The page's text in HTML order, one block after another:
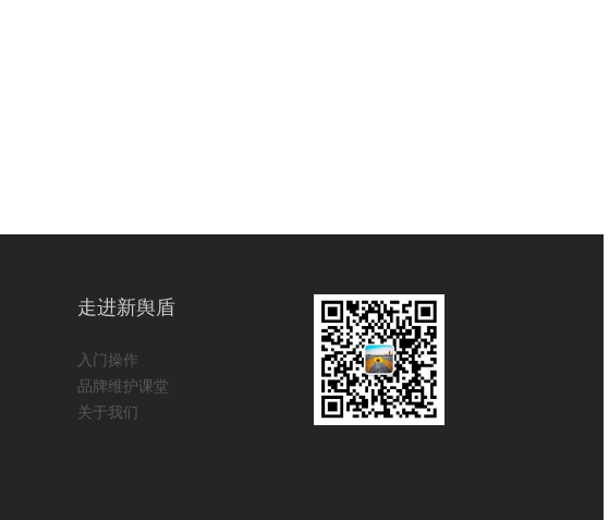
走进新舆盾
入门操作
品牌维护课堂
关于我们